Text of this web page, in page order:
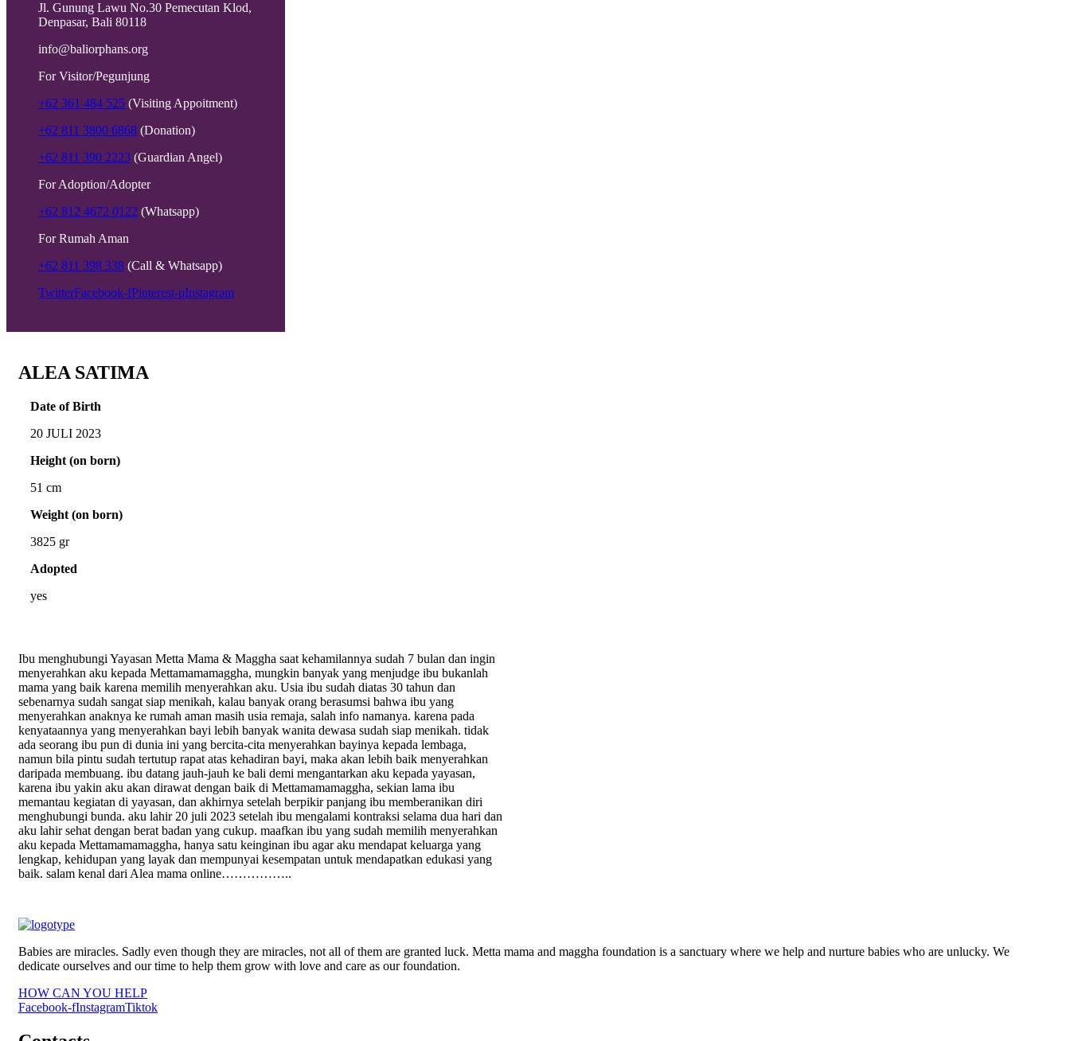
Jl. Gunung Lawu No.30 Pemecutan Klod,
Denpasar, Bali 80118
info@baliorphans.org
For Visitor/Pegunjung
+62 361 484 525 (Visiting Appoitment)
+62 811 3800 6868 (Donation)
+62 811 390 2223 (Guardian Angel)
For Adoption/Adopter
+62 812 4672 0122 (Whatsapp)
For Rumah Aman
+62 811 398 338 (Call & Whatsapp)
TwitterFacebook-fPinterest-pInstagram
ALEA SATIMA
Date of Birth
20 JULI 2023
Height (on born)
51 cm
Weight (on born)
3825 gr
Adopted
yes
Ibu menghubungi Yayasan Metta Mama & Maggha saat kehamilannya sudah 7 bulan dan ingin
menyerahkan aku kepada Mettamamamaggha, mungkin banyak yang menjudge ibu bukanlah
mama yang baik karena memilih menyerahkan aku. Usia ibu sudah diatas 30 tahun dan
sebenarnya sudah sangat siap menikah, kalau banyak orang berasumsi bahwa ibu yang
menyerahkan anaknya ke rumah aman masih usia remaja, salah info namanya. karena pada
kenyataannya yang menyerahkan bayi lebih banyak wanita dewasa sudah siap menikah. tidak
ada seorang ibu pun di dunia ini yang bercita-cita menyerahkan bayinya kepada lembaga,
namun bila pintu sudah tertutup rapat atas kehadiran bayi, maka akan lebih baik menyerahkan
daripada membuang. ibu datang jauh-jauh ke bali demi mengantarkan aku kepada yayasan,
karena ibu yakin aku akan dirawat dengan baik di Mettamamamaggha, sekian lama ibu
memantau kegiatan di yayasan, dan akhirnya setelah berpikir panjang ibu memberanikan diri
menghubungi bunda. aku lahir 20 juli 2023 setelah ibu mengalami kontraksi selama dua hari dan
aku lahir sehat dengan berat badan yang cukup. maafkan ibu yang sudah memilih menyerahkan
aku kepada Mettamamamaggha, hanya satu keinginan ibu agar aku mendapat keluarga yang
lengkap, kehidupan yang layak dan mempunyai kesempatan untuk mendapatkan edukasi yang
baik. salam kenal dari Alea mama online……………..
Babies are miracles. Sadly even though they are miracles, not all of them are granted luck. Metta mama and maggha foundation is a sanctuary where we help and nurture babies who are unlucky. We
dedicate ourselves and our time to help them grow with love and care as our foundation.
HOW CAN YOU HELP
Facebook-fInstagramTiktok